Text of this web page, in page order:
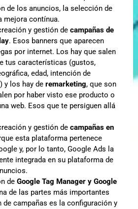
de los anuncios, la selección de
mejora contínua.
y gestión de campañas de
. Esos banners que aparecen
por internet. Los hay que salen
tus características (gustos,
edad, intención de
y los hay de remarketing, que son
por haber visto ese producto o
web. Esos que te persiguen allá
y gestión de campañas en
esta plataforma pertenece
y, por lo tanto, Google Ads la
integrada en su plataforma de
de Google Tag Manager y Google
de las partes más importantes
de campañas es la configuración y